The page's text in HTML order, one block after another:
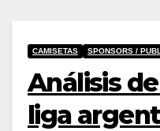
CAMISETAS SPONSORS /
Análisis
liga